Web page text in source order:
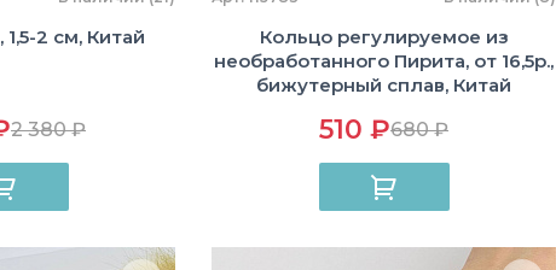
2 см, Китай
2 380 ₽
Кольцо регулируемое из
необработанного Пирита, от 16,5р.,
бижутерный сплав, Китай
510 ₽680 ₽